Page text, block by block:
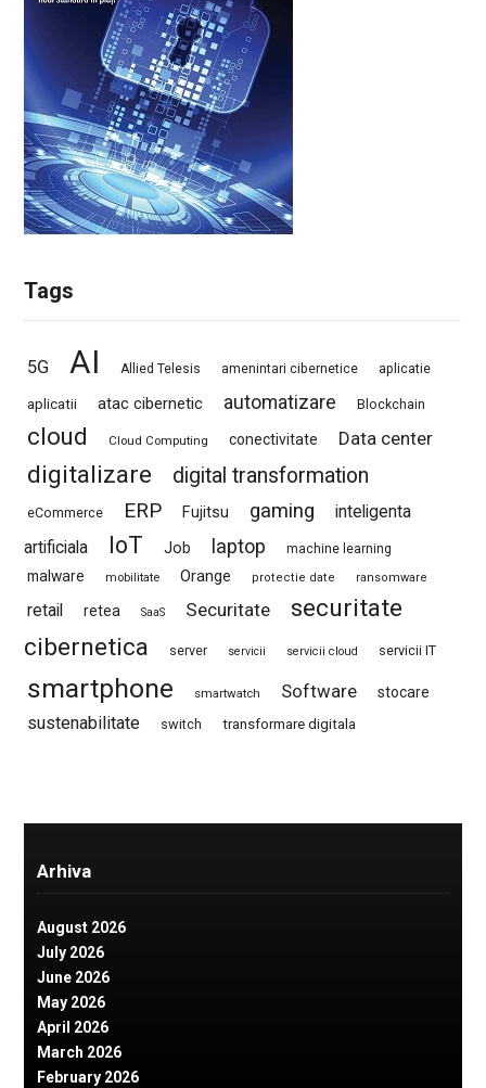
Tags
5G AI Allied Telesis amenintari cibernetice aplicatie
aplicatii atac cibernetic automatizare Blockchain
cloud Cloud Computing conectivitate Data center
digitalizare digital transformation
eCommerce ERP Fujitsu gaming
inteligenta
artificiala
IoT Job laptop machine learning
malware mobilitate Orange protectie date ransomware
retail retea SaaS Securitate
securitate
cibernetica
server servicii servicii cloud servicii IT
smartphone smartwatch Software stocare
sustenabilitate switch transformare digitala
Arhiva
August 2026
July 2026
June 2026
May 2026
April 2026
March 2026
February 2026